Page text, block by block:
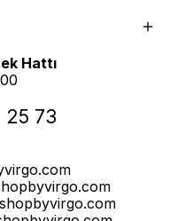
Hattı
25 73